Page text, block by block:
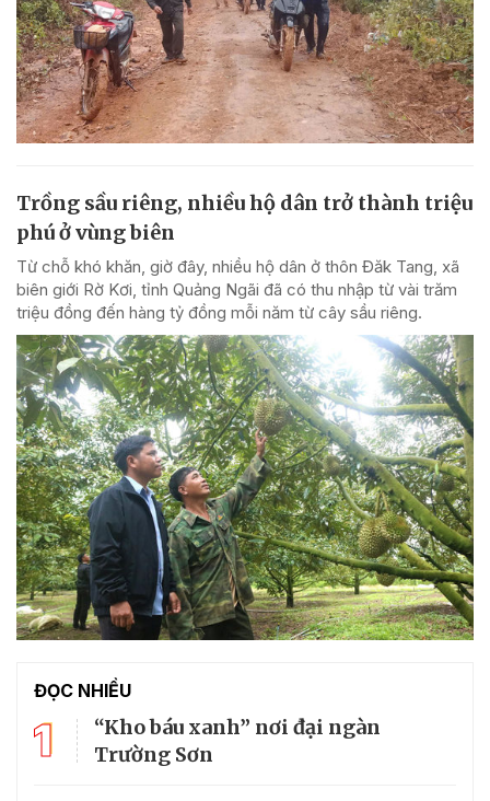
Trồng sầu riêng, nhiều hộ dân trở thành triệu
phú ở vùng biên
Từ chỗ khó khăn, giờ đây, nhiều hộ dân ở thôn Đăk Tang, xã
biên giới Rờ Kơi, tỉnh Quảng Ngãi đã có thu nhập từ vài trăm
triệu đồng đến hàng tỷ đồng mỗi năm từ cây sầu riêng.
ĐỌC NHIỀU
1
“Kho báu xanh” nơi đại ngàn
Trường Sơn